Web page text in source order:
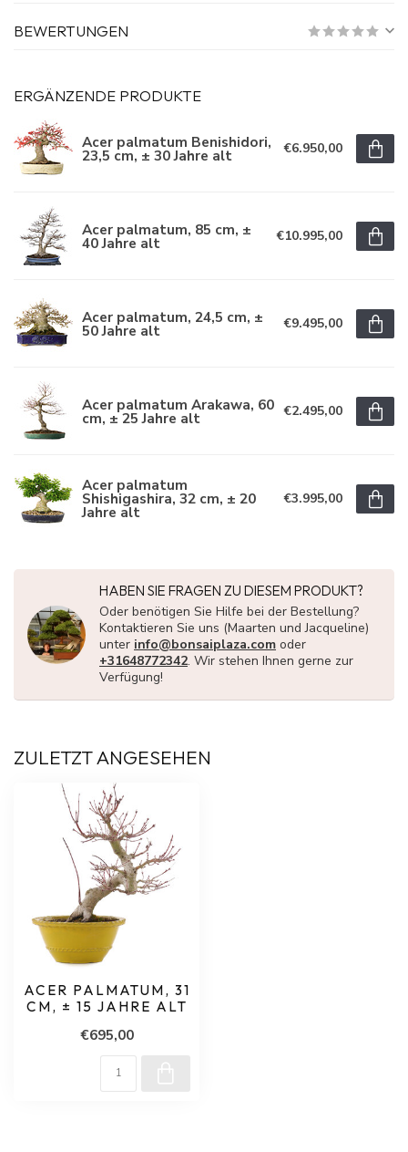
BEWERTUNGEN
ERGÄNZENDE PRODUKTE
Acer palmatum Benishidori,
23,5 cm, ± 30 Jahre alt €6.950,00
Acer palmatum, 85 cm, ±
40 Jahre alt €10.995,00
Acer palmatum, 24,5 cm, ±
50 Jahre alt €9.495,00
Acer palmatum Arakawa, 60
cm, ± 25 Jahre alt €2.495,00
Acer palmatum
Shishigashira, 32 cm, ± 20
Jahre alt
€3.995,00
HABEN SIE FRAGEN ZU DIESEM PRODUKT?
Oder benötigen Sie Hilfe bei der Bestellung?
Kontaktieren Sie uns (Maarten und Jacqueline)
unter info@bonsaiplaza.com oder
+31648772342. Wir stehen Ihnen gerne zur
Verfügung!
ZULETZT ANGESEHEN
ACER PALMATUM, 31
CM, ± 15 JAHRE ALT
€695,00